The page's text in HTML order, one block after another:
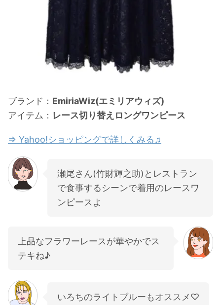
ブランド： EmiriaWiz(エミリアウィズ)
アイテム： レース切り替えロングワンピース
⇒ Yahoo!ショッピングで詳しくみる♫
瀬尾さん(竹財輝之助)とレストラン
で食事するシーンで着用のレースワ
ンピースよ
上品なフラワーレースが華やかでス
テキね♪
いろちのライトブルーもオススメ♡